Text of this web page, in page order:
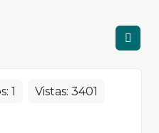
1 Vistas: 3401